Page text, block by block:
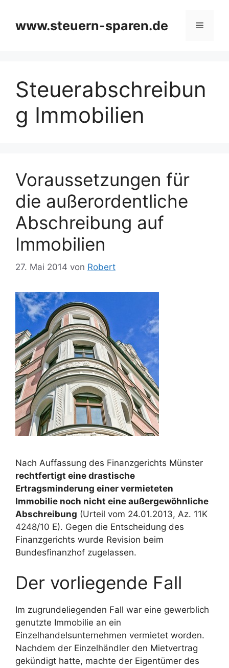
springen
www.steuern-sparen.de Menü
Steuerabschreibun
g Immobilien
Voraussetzungen für
die außerordentliche
Abschreibung auf
Immobilien
27. Mai 2014 von Robert
Nach Auffassung des Finanzgerichts Münster
rechtfertigt eine drastische
Ertragsminderung einer vermieteten
Immobilie noch nicht eine außergewöhnliche
Abschreibung (Urteil vom 24.01.2013, Az. 11K
4248/10 E). Gegen die Entscheidung des
Finanzgerichts wurde Revision beim
Bundesfinanzhof zugelassen.
Der vorliegende Fall
Im zugrundeliegenden Fall war eine gewerblich
genutzte Immobilie an ein
Einzelhandelsunternehmen vermietet worden.
Nachdem der Einzelhändler den Mietvertrag
gekündigt hatte, machte der Eigentümer des